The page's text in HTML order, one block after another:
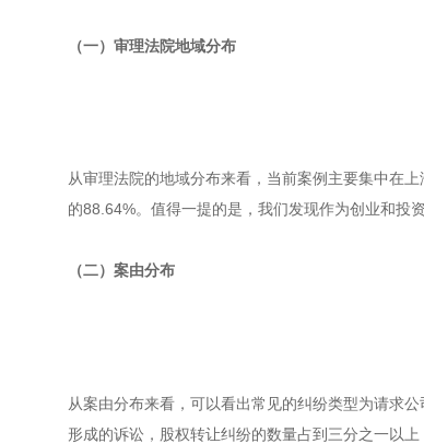
（一）审理法院地域分布
从审理法院的地域分布来看，当前案例主要集中在
的88.64%。值得一提的是，我们发现作为创业和投
（二）案由分布
从案由分布来看，可以看出常见的纠纷类型为请求
形成的诉讼，股权转让纠纷的数量占到三分之一以上